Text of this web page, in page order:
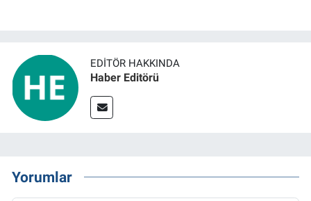
EDITÖR HAKKINDA
Haber Editörü
Yorumlar